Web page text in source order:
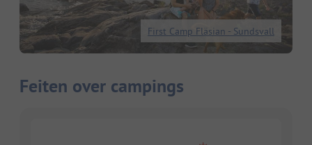
First Camp Fläsian - Sundsvall
Feiten over campings